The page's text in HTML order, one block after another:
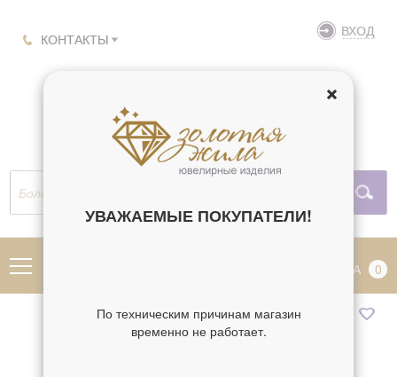
КОНТАКТЫ ВХОД
КОРЗИНА 0
УВАЖАЕМЫЕ ПОКУПАТЕЛИ!
По техническим причинам магазин
временно не работает.